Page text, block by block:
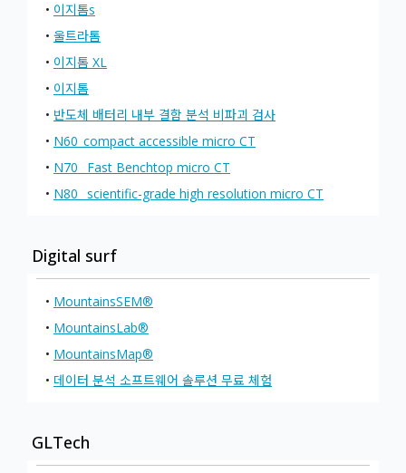
• 이지톰s
• 울트라톰
• 이지톰 XL
• 이지톰
• 반도체 배터리 내부 결함 분석 비파괴 검사
• N60_compact accessible micro CT
• N70_ Fast Benchtop micro CT
• N80_ scientific-grade high resolution micro CT
Digital surf
• MountainsSEM®
• MountainsLab®
• MountainsMap®
• 데이터 분석 소프트웨어 솔루션 무료 체험
GLTech